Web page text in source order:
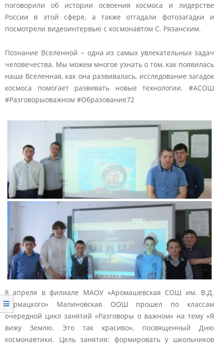
поговорили об истории освоения космоса и лидерстве
России в этой сфере, а также отгадали фотозагадки и
посмотрели видеоинтервью с космонавтом С. Рязанским.
Познание Вселенной − одна из самых увлекательных задач
человечества. Мы можем многое узнать о том, как появилась
наша Вселенная, как она развивалась, исследование загадок
космоса помогает развивать новые технологии. #АСОШ
#Разговорыоважном #Образование72
8 апреля в филиале МАОУ «Аромашевская СОШ им. В.Д.
Кармацкого» Малиновская ООШ прошел по классам
очередной цикл занятий «Разговоры о важном» на тему «Я
вижу Землю. Это так красиво», посвященный Дню
космонавтики. Цель занятия: формировать у школьников